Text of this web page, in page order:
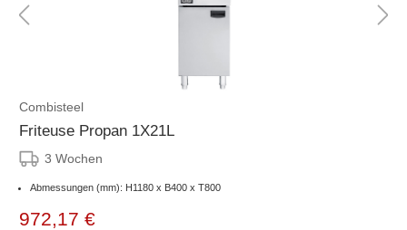
Combisteel
Friteuse Propan 1X21L
3 Wochen
Abmessungen (mm): H1180 x B400 x T800
972,17 €